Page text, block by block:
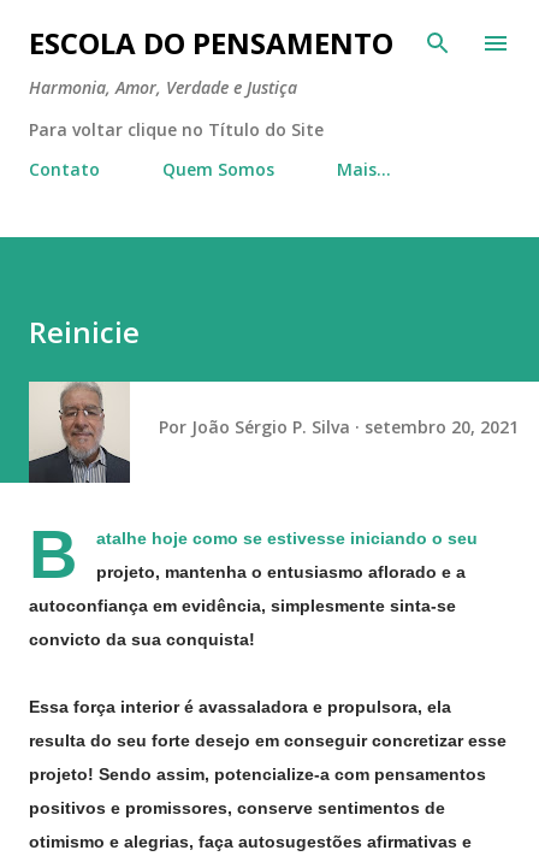
Pular para o conteúdo principal
ESCOLA DO PENSAMENTO
Harmonia, Amor, Verdade e Justiça
Para voltar clique no Título do Site
Contato
Quem Somos Mais…
Reinicie
Por João Sérgio P. Silva setembro 20, 2021
B
atalhe hoje como se estivesse iniciando o seu
projeto, mantenha o entusiasmo aflorado e a
autoconfiança em evidência, simplesmente sinta-se
convicto da sua conquista!
Essa força interior é avassaladora e propulsora, ela
resulta do seu forte desejo em conseguir concretizar esse
projeto! Sendo assim, potencialize-a com pensamentos
positivos e promissores, conserve sentimentos de
otimismo e alegrias, faça autosugestões afirmativas e